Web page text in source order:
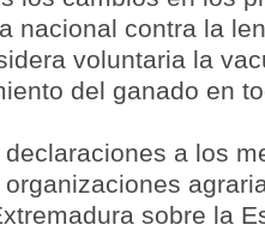
nacional contra la
voluntaria la
del ganado en
a los
sobre la